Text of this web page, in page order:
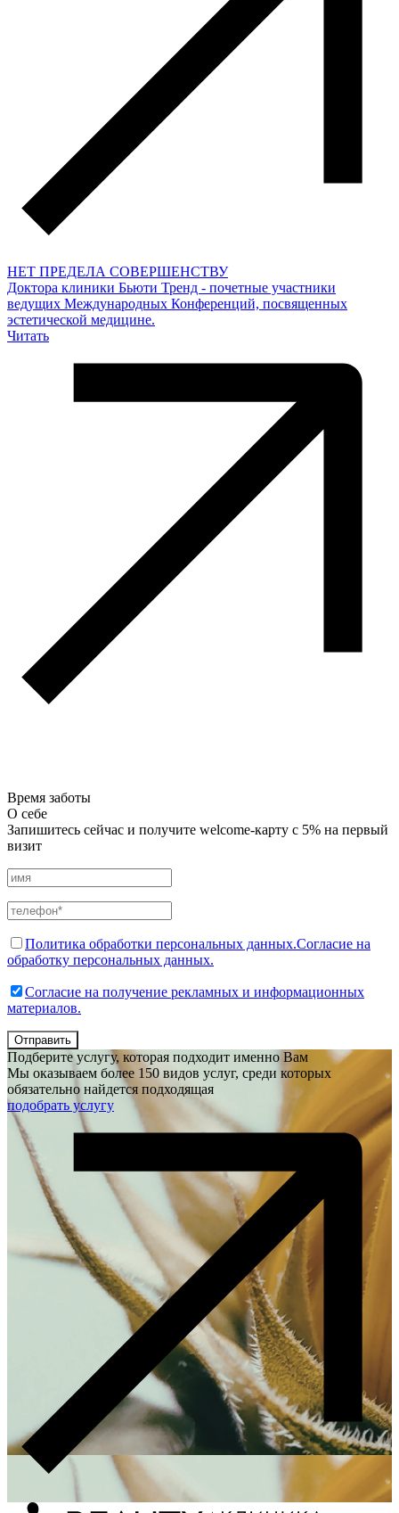
НЕТ ПРЕДЕЛА СОВЕРШЕНСТВУ
Доктора клиники Бьюти Тренд - почетные участники
ведущих Международных Конференций, посвященных
эстетической медицине.
Читать
Время заботы
О себе
Запишитесь сейчас и получите welcome-карту с 5% на первый
визит
Политика обработки персональных данных.Согласие на
обработку персональных данных.
Согласие на получение рекламных и информационных
материалов.
Отправить
Подберите услугу, которая подходит именно Вам
Мы оказываем более 150 видов услуг, среди которых
обязательно найдется подходящая
подобрать услугу